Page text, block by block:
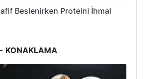
Beslenirken Proteini İhmal
KONAKLAMA